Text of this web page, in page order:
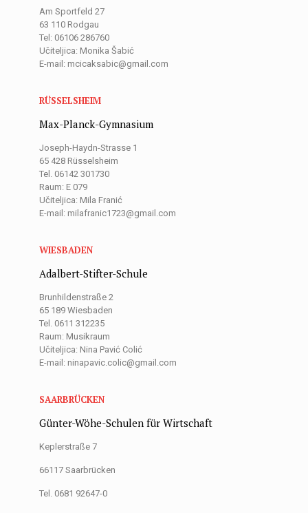
Am Sportfeld 27
63 110 Rodgau
Tel: 06106 286760
Učiteljica: Monika Šabić
E-mail: mcicaksabic@gmail.com
RÜSSELSHEIM
Max-Planck-Gymnasium
Joseph-Haydn-Strasse 1
65 428 Rüsselsheim
Tel. 06142 301730
Raum: E 079
Učiteljica: Mila Franić
E-mail: milafranic1723@gmail.com
WIESBADEN
Adalbert-Stifter-Schule
Brunhildenstraße 2
65 189 Wiesbaden
Tel. 0611 312235
Raum: Musikraum
Učiteljica: Nina Pavić Colić
E-mail: ninapavic.colic@gmail.com
SAARBRÜCKEN
Günter-Wöhe-Schulen für Wirtschaft
Keplerstraße 7
66117 Saarbrücken
Tel. 0681 92647-0